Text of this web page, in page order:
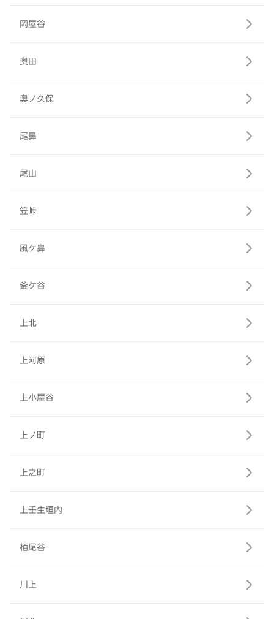
岡屋谷
奥田
奥ノ久保
尾鼻
尾山
笠峠
風ケ鼻
釜ケ谷
上北
上河原
上小屋谷
上ノ町
上之町
上壬生垣内
栢尾谷
川上